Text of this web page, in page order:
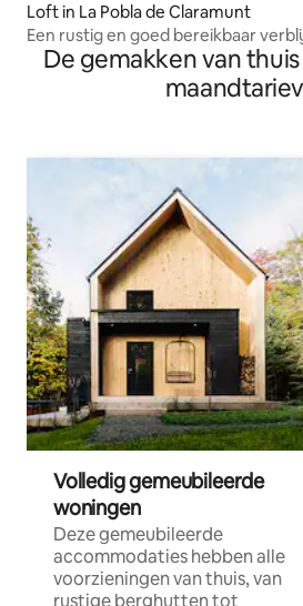
Loft in La Pobla de Claramunt
Een rustig en goed bereikbaar
De gemakken van
Volledig gemeubileerde
woningen
Deze gemeubileerde
accommodaties hebben alle
voorzieningen van thuis, van
rustige berghutten tot